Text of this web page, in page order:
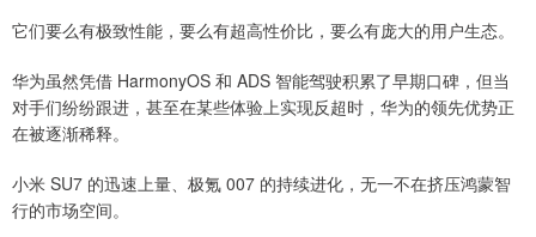
它们要么有极致性能，要么有超高性价比，要么有庞大的用户生态。
华为虽然凭借 HarmonyOS 和 ADS 智能驾驶积累了早期口碑，但当
对手们纷纷跟进，甚至在某些体验上实现反超时，华为的领先优势正
在被逐渐稀释。
小米 SU7 的迅速上量、极氪 007 的持续进化，无一不在挤压鸿蒙智
行的市场空间。